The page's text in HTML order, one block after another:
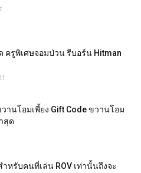
ครูพิเศษจอมป่วน รีบอร์น Hitman
านโอมเพี้ยง Gift Code ขวานโอม
สุด
หรับคนที่เล่น ROV เท่านั้นถึงจะ